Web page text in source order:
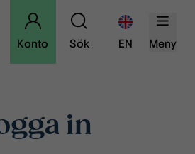
Konto Sök EN Meny
in